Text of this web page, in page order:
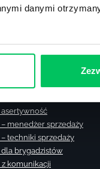
danymi
– zarządzanie zmianą
zarządzanie czasem
– zarządzanie sprzedażą
menedżer sprzedaży
techniki sprzedaży
brygadzistów
komunikacji